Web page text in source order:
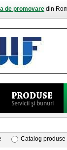
de promovare din
Catalog produse